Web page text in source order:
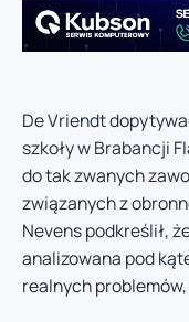
De Vriendt
szkoły w Brabancji
do tak zwanych
związanych z
Nevens podkreślił,
analizowana pod
realnych